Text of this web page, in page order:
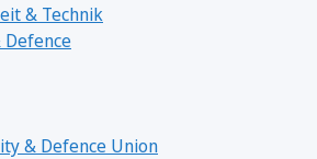
& Technik
Defence
& Defence Union